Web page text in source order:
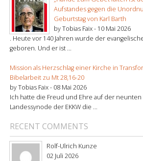
Aufstandes gegen die
Geburtstag von Karl Barth
by Tobias Faix - 10 Mai 2026
. Heute vor 140 Jahren wurde der
geboren. Und er ist ...
Mission als Herzschlag einer Kirche in
Bibelarbeit zu Mt 28,16-20
by Tobias Faix - 08 Mai 2026
Ich hatte die Freud und Ehre auf der neunten
Landessynode der EKKW die ...
RECENT COMMENTS
Rolf-Ulrich Kunze
02 Juli 2026